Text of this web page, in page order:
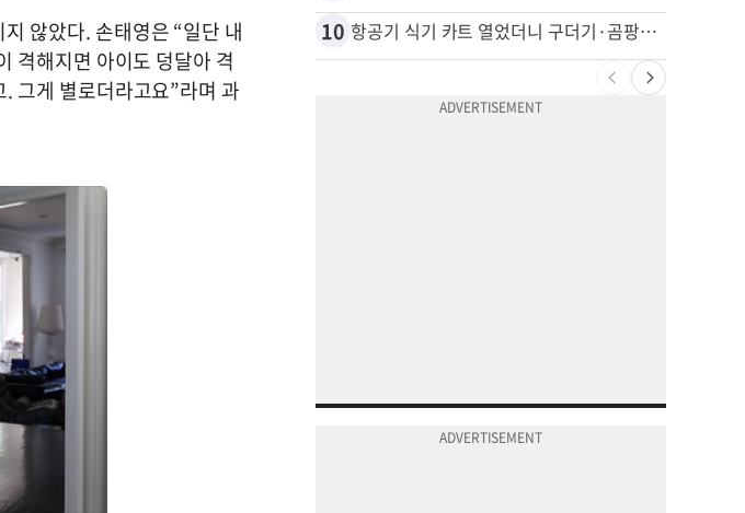
않았다. 손태영은 “일단 내
격해지면 아이도 덩달아 격
그게 별로더라고요”라며 과
10 항공기 식기 카트 열었더니 구더기·곰팡이…LAX 기내식 업체 논란